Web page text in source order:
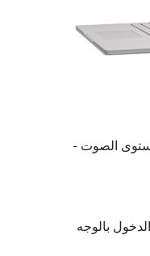
الصوت -